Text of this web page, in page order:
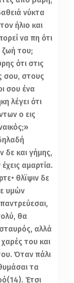
νύκτα
ήλιο και
να πη ότι
ζωή του;
ότι στις
σου, στους
σου ένα
λέγει ότι
ο εις
δε και γήμης,
αμαρτία.
θλϊψιν δε
υμών
θα
αλλά
του και
Όταν πάλι
τα
Έτσι